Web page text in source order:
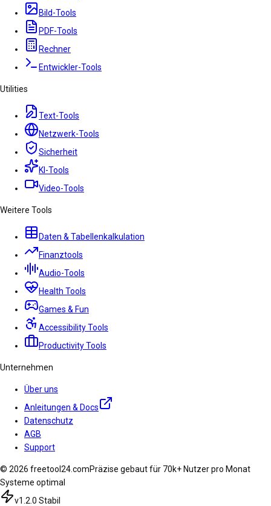
Bild-Tools
PDF-Tools
Rechner
Entwickler-Tools
Utilities
Text-Tools
Netzwerk-Tools
Sicherheit
KI-Tools
Video-Tools
Weitere Tools
Daten & Tabellenkalkulation
Finanztools
Audio-Tools
Health Tools
Games & Fun
Accessibility Tools
Productivity Tools
Unternehmen
Über uns
Anleitungen & Docs
Datenschutz
AGB
Support
© 2026 freetool24.comPräzise gebaut für 70k+ Nutzer pro Monat
Systeme optimal
v1.2.0 Stabil